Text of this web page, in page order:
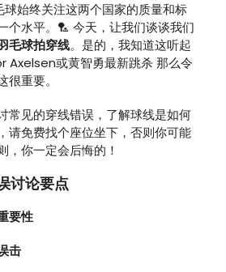
球始终关注这两个国家的质量和标
个水平。🏸 今天，让我们谈谈我们
毛球拍穿线。是的，我知道这听起
Axelsen或黄智勇最新跳杀 那么令
重要。
常见的穿线错误，了解球线是如何
请免费找个座位坐下，否则你可能
，你一定会后悔的！
讨论要点
要性
击